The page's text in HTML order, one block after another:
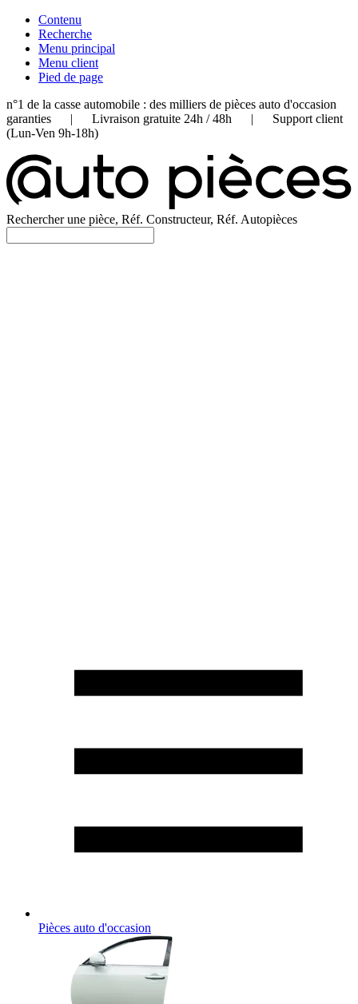
Contenu
Recherche
Menu principal
Menu client
Pied de page
n°1 de la casse automobile : des milliers de pièces auto d'occasion
garanties | Livraison gratuite 24h / 48h | Support client
(Lun-Ven 9h-18h)
Rechercher une pièce, Réf. Constructeur, Réf. Autopièces
Pièces auto d'occasion